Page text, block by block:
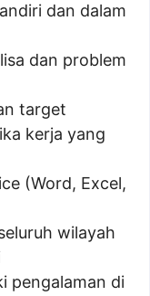
dan dalam
dan problem
target
kerja yang
(Word, Excel,
wilayah
pengalaman di